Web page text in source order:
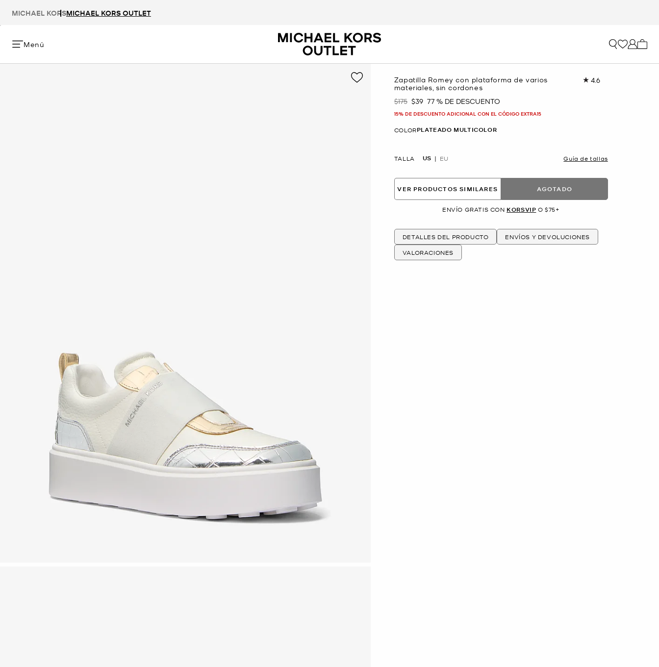
MICHAEL KORSMICHAEL KORS OUTLET
Menú
Zapatilla Romey con plataforma de varios
materiales, sin cordones
4.6Lea
Era
$175 Ahora
$39 77 % DE DESCUENTO
15% DE DESCUENTO ADICIONAL CON EL CÓDIGO EXTRA15
COLORPLATEADO MULTICOLOR
TALLA US EU Guía de tallas
VER PRODUCTOS SIMILARES AGOTADO
ENVÍO GRATIS CON KORSVIP O $75+
DETALLES DEL PRODUCTO
ENVÍOS Y DEVOLUCIONES
VALORACIONES